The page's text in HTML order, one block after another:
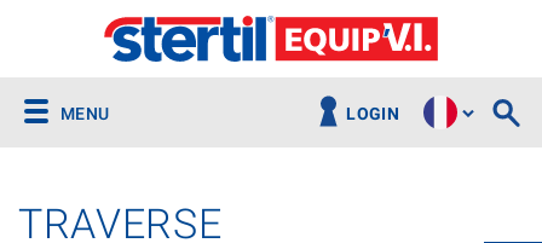
MENU LOGIN
TRAVERSE